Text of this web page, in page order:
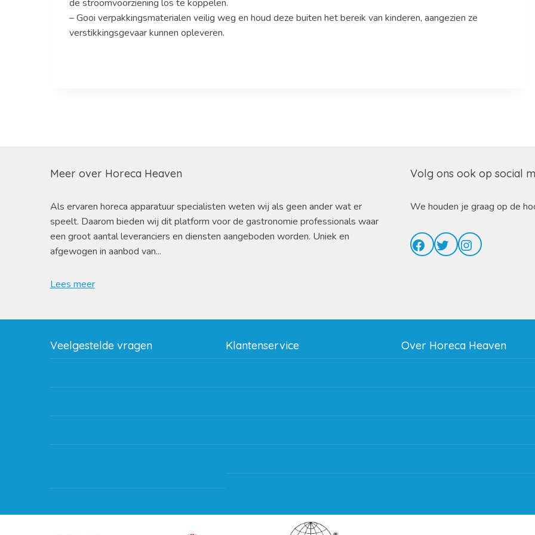
de stroomvoorziening los te koppelen.
– Gooi verpakkingsmaterialen veilig weg en houd deze buiten het bereik van kinderen, aangezien ze
verstikkingsgevaar kunnen opleveren.
Meer over Horeca Heaven
Als ervaren horeca apparatuur specialisten weten wij als geen ander wat er
speelt. Daarom bieden wij dit platform voor de gastronomie professionals waar
een groot aantal leveranciers en diensten aangeboden worden. Uniek en
afgewogen in aanbod van...
Lees meer
Volg ons ook op social
We houden je graag op de
Facebook
TwitterInstagram
Veelgestelde vragen Klantenservice
Subsidie regeling EIA 2020
Over Horeca Heaven